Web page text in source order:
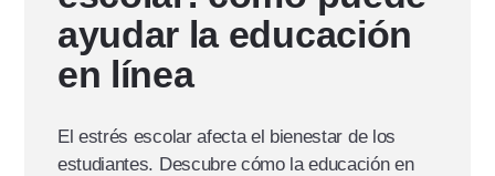
ayudar la educación
en línea
El estrés escolar afecta el bienestar de los
estudiantes. Descubre cómo la educación en